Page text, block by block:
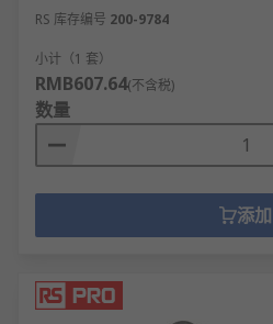
RS 库存编号 200-9784
小计（1 套）
RMB607.64(不含税)
数量
添加